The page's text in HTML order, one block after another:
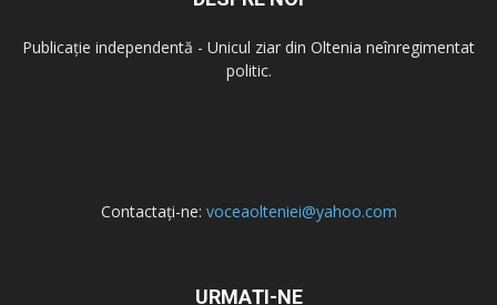
Publicație independentă - Unicul ziar din Oltenia neînregimentat
politic.
Contactați-ne: voceaolteniei@yahoo.com
URMAȚI-NE